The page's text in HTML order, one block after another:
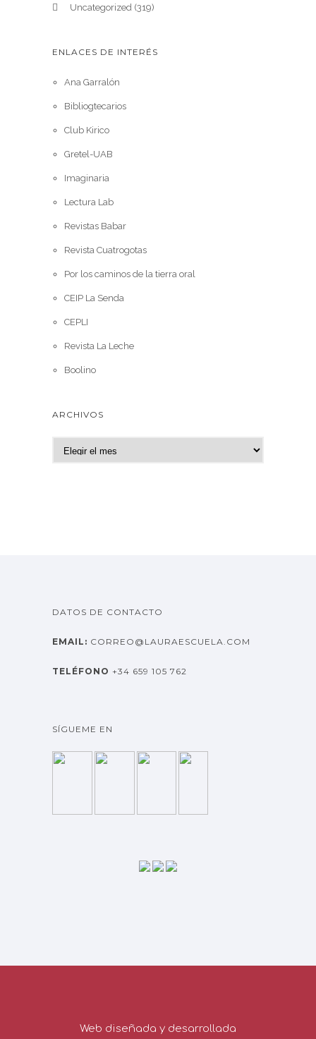
Uncategorized (319)
ENLACES DE INTERÉS
Ana Garralón
Bibliogtecarios
Club Kirico
Gretel-UAB
Imaginaria
Lectura Lab
Revistas Babar
Revista Cuatrogotas
Por los caminos de la tierra oral
CEIP La Senda
CEPLI
Revista La Leche
Boolino
ARCHIVOS
r
DATOS DE CONTACTO
EMAIL: CORREO@LAURAESCUELA.COM
TELÉFONO +34 659 105 762
SÍGUEME EN
Web diseñada y desarrollada